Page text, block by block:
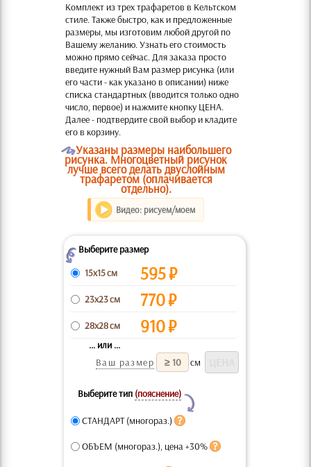
Комплект из трех трафаретов в Кельтском
стиле. Также быстро, как и предложенные
размеры, мы изготовим любой другой по
Вашему желанию. Узнать его стоимость
можно прямо сейчас. Для заказа просто
введите нужный Вам размер рисунка (или
его части - как указано в описании) ниже
списка стандартных (вводится только одно
число, первое) и нажмите кнопку ЦЕНА.
Далее - подтвердите свой выбор и кладите
его в корзину.
OУказаны размеры наибольшего
рисунка. Многоцветный рисунок
лучше всего делать двуслойным
трафаретом (оплачивается
отдельно).
Видео: рисуем/моем
ZВыберите размер
15x15 см
595₽
23x23 см 770₽
28x28 см 910₽
... или ...
Ваш размер
см
Выберите тип (пояснение)
Y
СТАНДАРТ (многораз.)
ОБЪЕМ (многораз.), цена +30%